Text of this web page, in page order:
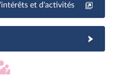
et d'activités